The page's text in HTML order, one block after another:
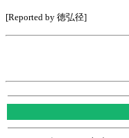
[Reported by 徳弘径]